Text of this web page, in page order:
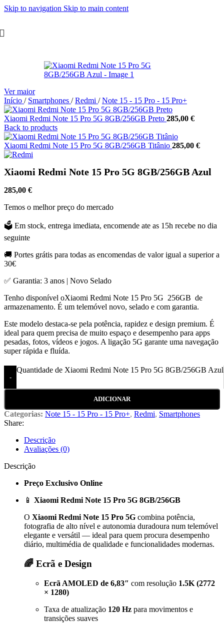
Skip to navigation Skip to main content
Ver maior
Início / Smartphones / Redmi / Note 15 - 15 Pro - 15 Pro+
Xiaomi Redmi Note 15 Pro 5G 8GB/256GB Preto 285,00 €
Back to products
Xiaomi Redmi Note 15 Pro 5G 8GB/256GB Titânio 285,00 €
Xiaomi Redmi Note 15 Pro 5G 8GB/256GB Azul
285,00 €
Temos o melhor preço do mercado
🗳️ Em stock, entrega imediata, encomende ate as 15h recebe no dia
seguinte
🚚 Portes grátis para todas as encomendas de valor igual a superior a
30€
✅ Garantia: 3 anos | Novo Selado
Tenho disponível oXiaomi Redmi Note 15 Pro 5G 256GB de
armazenamento. É um telemóvel novo, selado e com garantia.
Este modelo destaca-se pela potência, rapidez e design premium. É
ideal para quem precisa de muito espaço e desempenho para apps
pesadas, fotos, vídeos e jogos. A ligação 5G garante uma navegação
super rápida e fluída.
-
Quantidade de Xiaomi Redmi Note 15 Pro 5G 8GB/256GB Azul
ADICIONAR
Categorias: Note 15 - 15 Pro - 15 Pro+, Redmi, Smartphones
Share:
Descrição
Avaliações (0)
Descrição
Preço Exclusivo Online
📱 Xiaomi Redmi Note 15 Pro 5G 8GB/256GB
O Xiaomi Redmi Note 15 Pro 5G combina potência,
fotografia de alto nível e autonomia duradoura num telemóvel
elegante e versátil — ideal para quem procura desempenho
diário, multimédia de qualidade e funcionalidades modernas.
🌈 Ecrã e Design
Ecrã AMOLED de 6,83″ com resolução 1.5K (2772
× 1280)
Taxa de atualização 120 Hz para movimentos e
transições suaves